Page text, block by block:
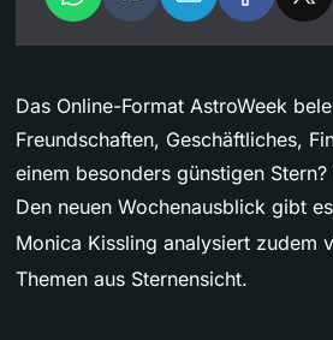
Das Online-Format AstroWeek
Freundschaften, Geschäftliches,
einem besonders günstigen
Den neuen Wochenausblick gibt
Monica Kissling analysiert zudem
Themen aus Sternensicht.